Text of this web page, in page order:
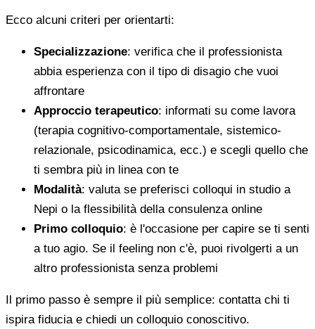
Ecco alcuni criteri per orientarti:
Specializzazione: verifica che il professionista
abbia esperienza con il tipo di disagio che vuoi
affrontare
Approccio terapeutico: informati su come lavora
(terapia cognitivo-comportamentale, sistemico-
relazionale, psicodinamica, ecc.) e scegli quello che
ti sembra più in linea con te
Modalità: valuta se preferisci colloqui in studio a
Nepi o la flessibilità della consulenza online
Primo colloquio: è l'occasione per capire se ti senti
a tuo agio. Se il feeling non c'è, puoi rivolgerti a un
altro professionista senza problemi
Il primo passo è sempre il più semplice: contatta chi ti
ispira fiducia e chiedi un colloquio conoscitivo.